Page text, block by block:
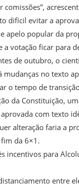
comissões”,
difícil evitar a
apelo popular da
a votação ficar para
de outubro, o
mudanças no texto
o tempo de
da Constituição,
com texto
alteração faria a
da 6×1.
incentivos para
entre